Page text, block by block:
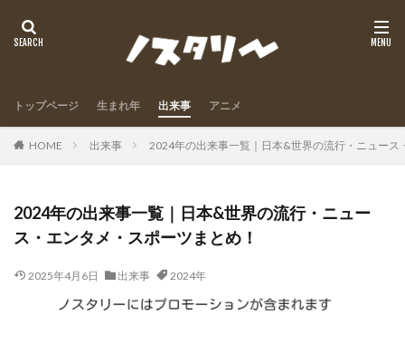
トップページ 生まれ年 出来事 アニメ
HOME 出来事 2024年の出来事一覧｜日本&世界の流行・ニュース
2024年の出来事一覧｜日本&世界の流行・ニュー
ス・エンタメ・スポーツまとめ！
2025年4月6日 出来事 2024年